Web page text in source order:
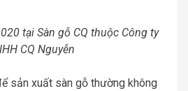
tại Sàn gỗ CQ thuộc Công ty
CQ Nguyễn
sản xuất sàn gỗ thường không